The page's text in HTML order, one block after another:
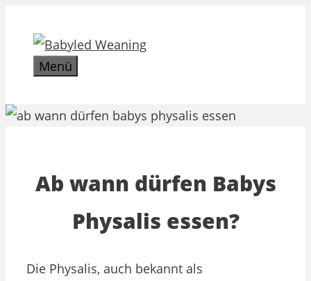
Inhalt
springenMenü
Ab wann dürfen Babys
Physalis essen?
Die Physalis, auch bekannt als